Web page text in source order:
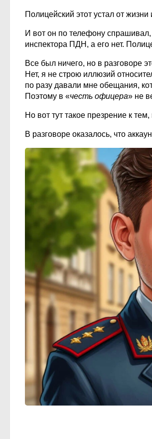
Полицейский этот устал от
И вот он по телефону
инспектора ПДН, а его нет.
Все был ничего, но в разговоре
Нет, я не строю иллюзий
по разу давали мне обещания,
Поэтому в «честь офицера» не
Но вот тут такое презрение к
В разговоре оказалось, что